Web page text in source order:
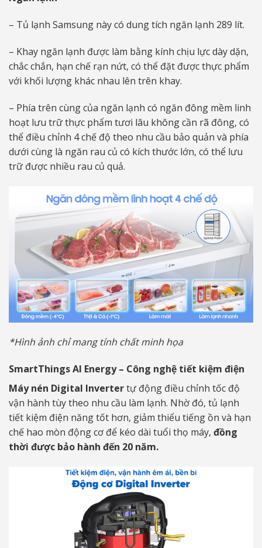
– Tủ lạnh Samsung này có dung tích ngăn lạnh 289 lít.
– Khay ngăn lạnh được làm bằng kính chịu lực dày dặn,
chắc chắn, hạn chế rạn nứt, có thể đặt được thực phẩm
với khối lượng khác nhau lên trên khay.
– Phía trên cùng của ngăn lạnh có ngăn đông mềm linh
hoạt lưu trữ thực phẩm tươi lâu không cần rã đông, có
thể điều chỉnh 4 chế độ theo nhu cầu bảo quản và phía
dưới cùng là ngăn rau củ có kích thước lớn, có thể lưu
trữ được nhiều rau củ quả.
*Hình ảnh chỉ mang tính chất minh họa
SmartThings AI Energy – Công nghệ tiết kiệm điện
Máy nén Digital Invertertự động điều chỉnh tốc độ
vận hành tùy theo nhu cầu làm lạnh. Nhờ đó, tủ lạnh
tiết kiệm điện năng tốt hơn, giảm thiểu tiếng ồn và hạn
chế hao mòn động cơ để kéo dài tuổi thọ máy, đồng
thời được bảo hành đến 20 năm.